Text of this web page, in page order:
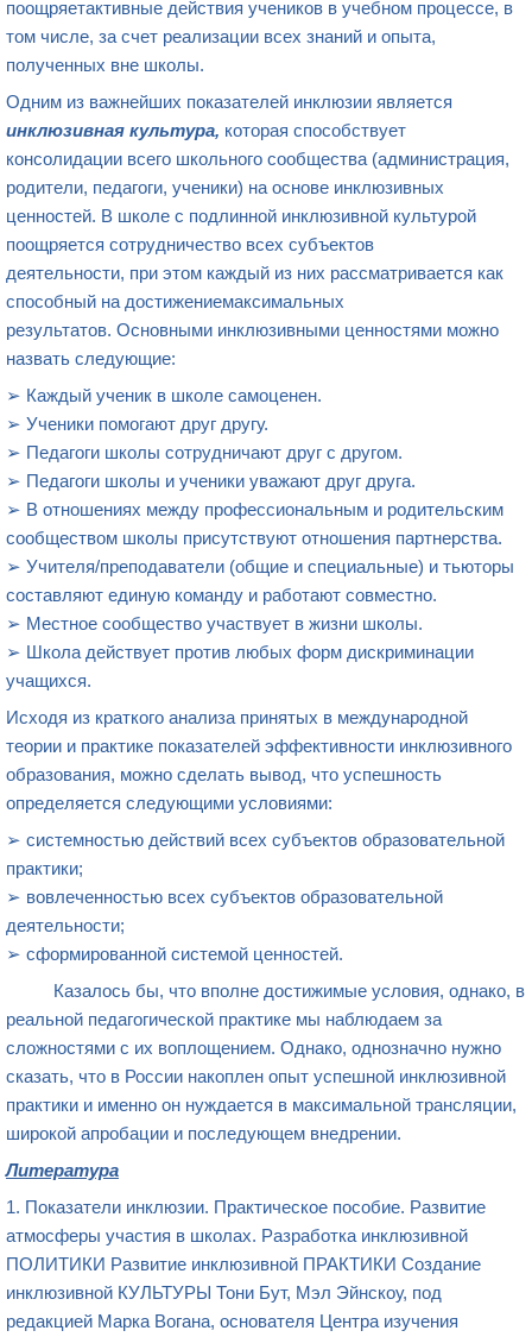
поощряетактивные действия учеников в учебном процессе, в
том числе, за счет реализации всех знаний и опыта,
полученных вне школы.
Одним из важнейших показателей инклюзии является
инклюзивная культура, которая способствует
консолидации всего школьного сообщества (администрация,
родители, педагоги, ученики) на основе инклюзивных
ценностей. В школе с подлинной инклюзивной культурой
поощряется сотрудничество всех субъектов
деятельности, при этом каждый из них рассматривается как
способный на достижениемаксимальных
результатов. Основными инклюзивными ценностями можно
назвать следующие:
➢ Каждый ученик в школе самоценен.
➢ Ученики помогают друг другу.
➢ Педагоги школы сотрудничают друг с другом.
➢ Педагоги школы и ученики уважают друг друга.
➢ В отношениях между профессиональным и родительским
сообществом школы присутствуют отношения партнерства.
➢ Учителя/преподаватели (общие и специальные) и тьюторы
составляют единую команду и работают совместно.
➢ Местное сообщество участвует в жизни школы.
➢ Школа действует против любых форм дискриминации
учащихся.
Исходя из краткого анализа принятых в международной
теории и практике показателей эффективности инклюзивного
образования, можно сделать вывод, что успешность
определяется следующими условиями:
➢ системностью действий всех субъектов образовательной
практики;
➢ вовлеченностью всех субъектов образовательной
деятельности;
➢ сформированной системой ценностей.
Казалось бы, что вполне достижимые условия, однако, в
реальной педагогической практике мы наблюдаем за
сложностями с их воплощением. Однако, однозначно нужно
сказать, что в России накоплен опыт успешной инклюзивной
практики и именно он нуждается в максимальной трансляции,
широкой апробации и последующем внедрении.
Литература
1. Показатели инклюзии. Практическое пособие. Развитие
атмосферы участия в школах. Разработка инклюзивной
ПОЛИТИКИ Развитие инклюзивной ПРАКТИКИ Создание
инклюзивной КУЛЬТУРЫ Тони Бут, Мэл Эйнскоу, под
редакцией Марка Вогана, основателя Центра изучения